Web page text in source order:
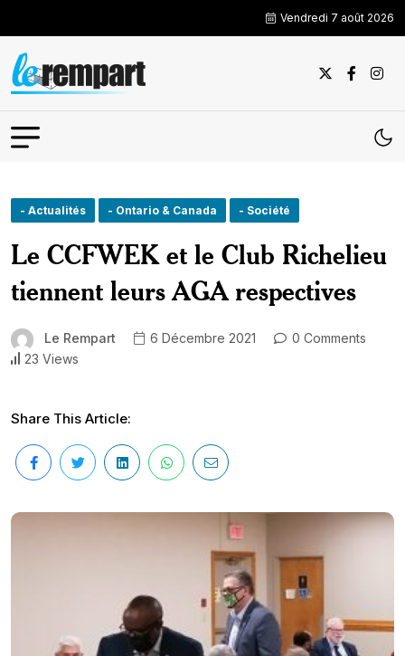
Vendredi 7 août 2026
- Actualités - Ontario & Canada - Société
Le CCFWEK et le Club Richelieu
tiennent leurs AGA respectives
Le Rempart 6 Décembre 2021
0 Comments
23 Views
Share This Article: